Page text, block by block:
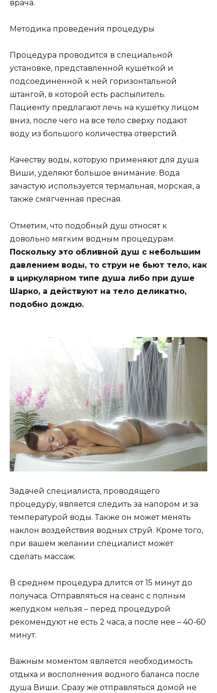
врача.
Методика проведения процедуры
Процедура проводится в специальной
установке, представленной кушеткой и
подсоединенной к ней горизонтальной
штангой, в которой есть распылитель.
Пациенту предлагают лечь на кушетку лицом
вниз, после чего на все тело сверху подают
воду из большого количества отверстий.
Качеству воды, которую применяют для душа
Виши, уделяют большое внимание. Вода
зачастую используется термальная, морская, а
также смягченная пресная.
Отметим, что подобный душ относят к
довольно мягким водным процедурам.
Поскольку это обливной душ с небольшим
давлением воды, то струи не бьют тело, как
в циркулярном типе душа либо при душе
Шарко, а действуют на тело деликатно,
подобно дождю.
Задачей специалиста, проводящего
процедуру, является следить за напором и за
температурой воды. Также он может менять
наклон воздействия водных струй. Кроме того,
при вашем желании специалист может
сделать массаж.
В среднем процедура длится от 15 минут до
получаса. Отправляться на сеанс с полным
желудком нельзя – перед процедурой
рекомендуют не есть 2 часа, а после нее – 40-60
минут.
Важным моментом является необходимость
отдыха и восполнения водного баланса после
душа Виши. Сразу же отправляться домой не